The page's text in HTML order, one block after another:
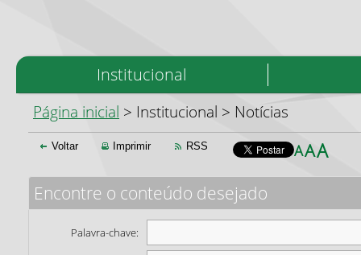
Início
menu
Institucional
conteúdo
Página inicial > Institucional > Notícias
Voltar Imprimir RSS AAA
Encontre o conteúdo desejado
Palavra-chave: